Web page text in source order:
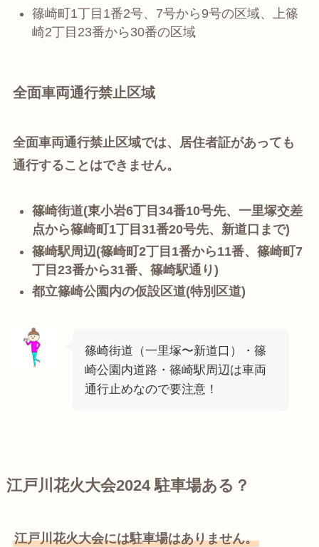
篠崎町1丁目1番2号、7号から9号の区域、上篠
崎2丁目23番から30番の区域
全面車両通行禁止区域
全面車両通行禁止区域では、居住者証があっても
通行することはできません。
篠崎街道(東小岩6丁目34番10号先、一里塚交差
点から篠崎町1丁目31番20号先、新道口まで)
篠崎駅周辺(篠崎町2丁目1番から11番、篠崎町7
丁目23番から31番、篠崎駅通り)
都立篠崎公園内の仮設区道(特別区道)
篠崎街道（一里塚〜新道口）・篠
崎公園内道路・篠崎駅周辺は車両
通行止めなので要注意！
江戸川花火大会2024 駐車場ある？
江戸川花火大会には駐車場はありません。